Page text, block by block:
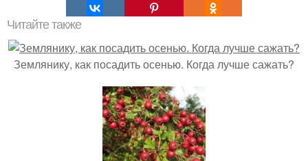
Читайте также
Землянику, как посадить осенью. Когда лучше сажать?